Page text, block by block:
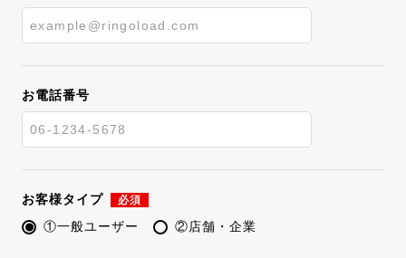
お電話番号
お客様タイプ 必須
①一般ユーザー ②店舗・企業